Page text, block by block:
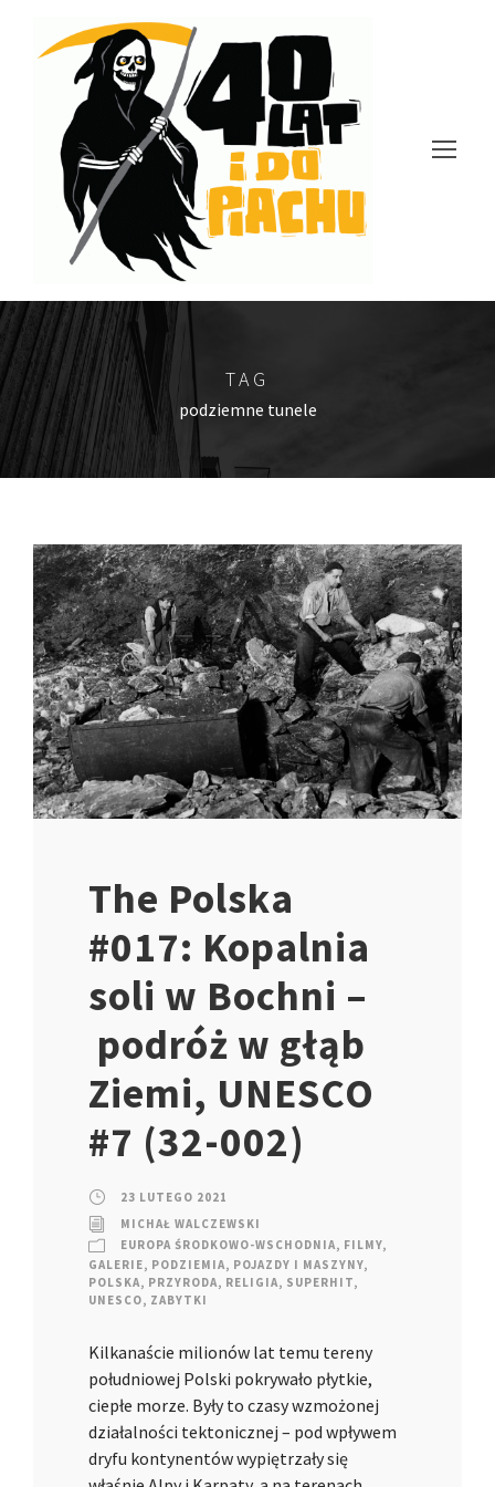
TAG
podziemne tunele
The Polska
#017: Kopalnia
soli w Bochni –
podróż w głąb
Ziemi, UNESCO
#7 (32-002)
23 LUTEGO 2021
MICHAŁ WALCZEWSKI
EUROPA ŚRODKOWO-WSCHODNIA, FILMY,
GALERIE, PODZIEMIA, POJAZDY I MASZYNY,
POLSKA, PRZYRODA, RELIGIA, SUPERHIT,
UNESCO, ZABYTKI
Kilkanaście milionów lat temu tereny
południowej Polski pokrywało płytkie,
ciepłe morze. Były to czasy wzmożonej
działalności tektonicznej – pod wpływem
dryfu kontynentów wypiętrzały się